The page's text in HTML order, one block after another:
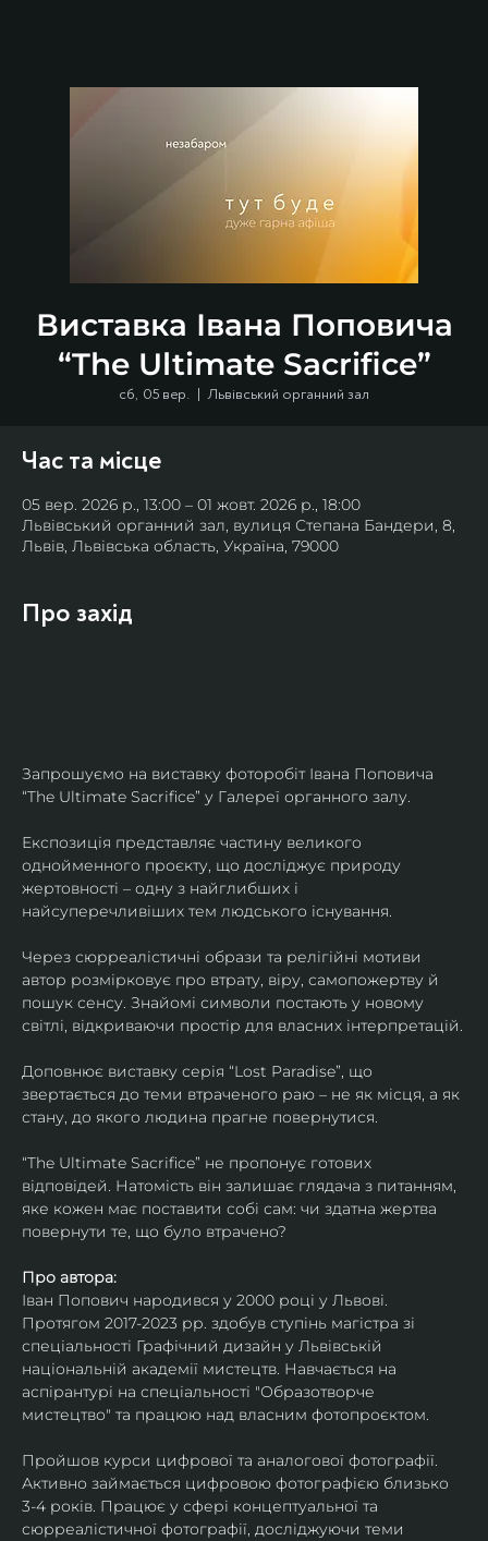
Виставка Івана Поповича
“The Ultimate Sacrifice”
сб, 05 вер.
  |
Львівський органний зал
Час та місце
05 вер. 2026 р., 13:00 – 01 жовт. 2026 р., 18:00
Львівський органний зал, вулиця Степана Бандери, 8,
Львів, Львівська область, Україна, 79000
Про захід
Запрошуємо на виставку фоторобіт Івана Поповича
“The Ultimate Sacrifice” у Галереї органного залу.
Експозиція представляє частину великого
однойменного проєкту, що досліджує природу
жертовності – одну з найглибших і
найсуперечливіших тем людського існування.
Через сюрреалістичні образи та релігійні мотиви
автор розмірковує про втрату, віру, самопожертву й
пошук сенсу. Знайомі символи постають у новому
світлі, відкриваючи простір для власних інтерпретацій.
Доповнює виставку серія “Lost Paradise”, що
звертається до теми втраченого раю – не як місця, а як
стану, до якого людина прагне повернутися.
“The Ultimate Sacrifice” не пропонує готових
відповідей. Натомість він залишає глядача з питанням,
яке кожен має поставити собі сам: чи здатна жертва
повернути те, що було втрачено?
Про автора:
Іван Попович народився у 2000 році у Львові.
Протягом 2017-2023 рр. здобув ступінь магістра зі
спеціальності Графічний дизайн у Львівській
національній академії мистецтв. Навчається на
аспірантурі на спеціальності "Образотворче
мистецтво" та працюю над власним фотопроєктом.
Пройшов курси цифрової та аналогової фотографії.
Активно займається цифровою фотографією близько
3-4 років. Працює у сфері концептуальної та
сюрреалістичної фотографії, досліджуючи теми